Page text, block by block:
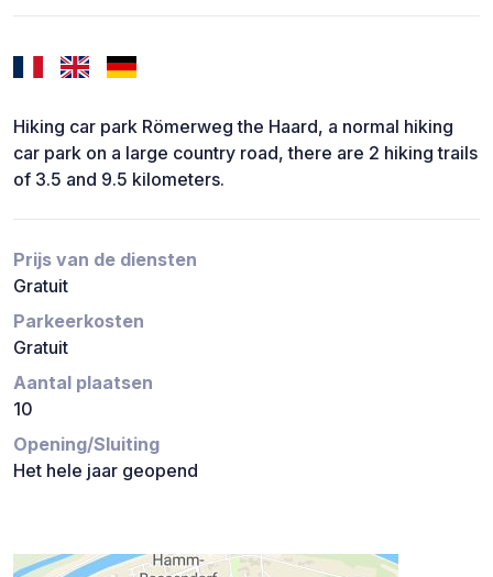
Hiking car park Römerweg the Haard, a normal hiking
car park on a large country road, there are 2 hiking trails
of 3.5 and 9.5 kilometers.
Prijs van de diensten
Gratuit
Parkeerkosten
Gratuit
Aantal plaatsen
10
Opening/Sluiting
Het hele jaar geopend